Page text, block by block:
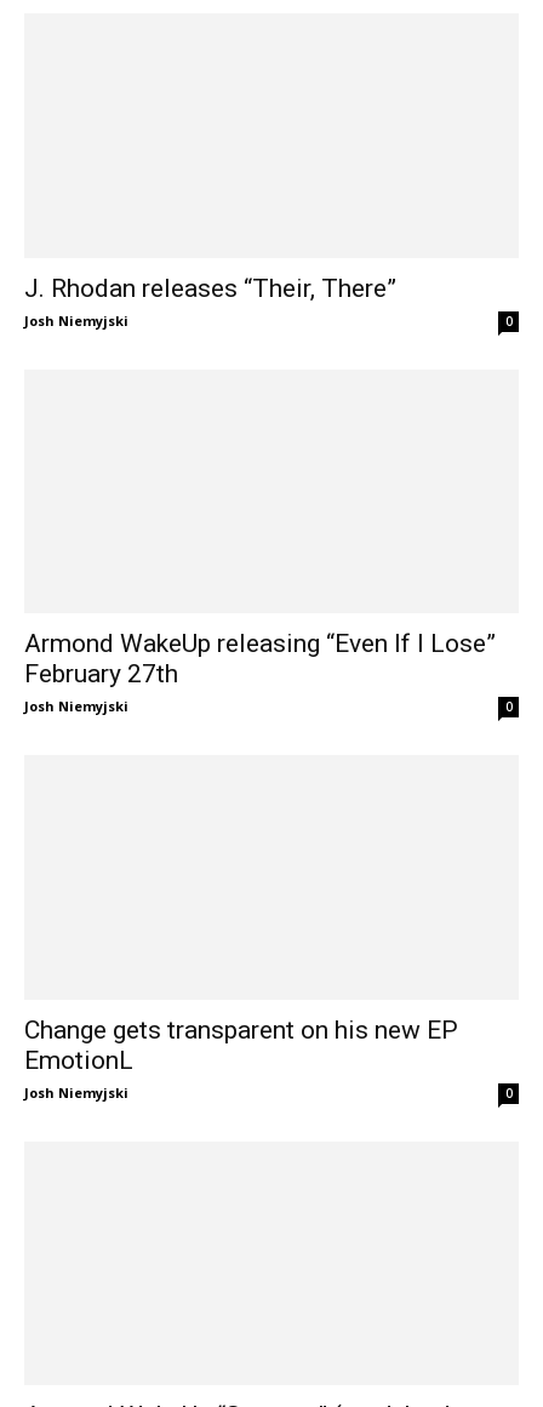
J. Rhodan releases “Their, There”
Josh Niemyjski 0
Armond WakeUp releasing “Even If I Lose”
February 27th
Josh Niemyjski 0
Change gets transparent on his new EP
EmotionL
Josh Niemyjski 0